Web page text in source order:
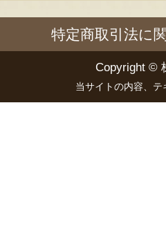
特定商取引法に
Copyright ©
当サイトの内容、